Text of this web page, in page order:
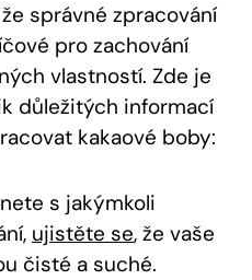
⁣správné zpracování
pro zachování
vlastností. Zde​ je
důležitých informací
kakaové boby:
s jakýmkoli
ujistěte se, že‍ vaše‍
čisté a suché.